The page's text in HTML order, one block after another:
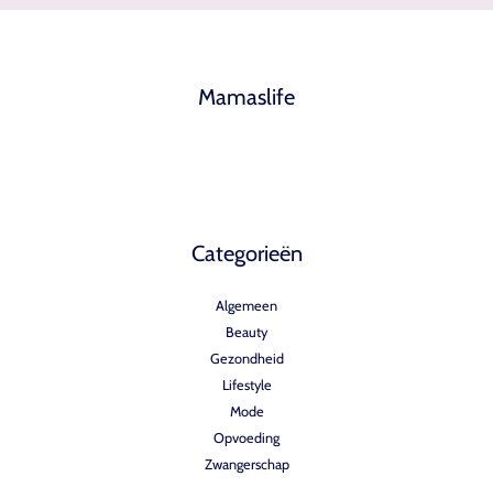
Mamaslife
Categorieën
Algemeen
Beauty
Gezondheid
Lifestyle
Mode
Opvoeding
Zwangerschap